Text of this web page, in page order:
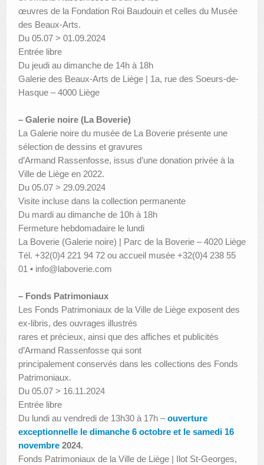
œuvres de la Fondation Roi Baudouin et celles du Musée
des Beaux-Arts.
Du 05.07 > 01.09.2024
Entrée libre
Du jeudi au dimanche de 14h à 18h
Galerie des Beaux-Arts de Liège | 1a, rue des Soeurs-de-
Hasque – 4000 Liège
– Galerie noire (La Boverie)
La Galerie noire du musée de La Boverie présente une
sélection de dessins et gravures
d’Armand Rassenfosse, issus d’une donation privée à la
Ville de Liège en 2022.
Du 05.07 > 29.09.2024
Visite incluse dans la collection permanente
Du mardi au dimanche de 10h à 18h
Fermeture hebdomadaire le lundi
La Boverie (Galerie noire) | Parc de la Boverie – 4020 Liège
Tél. +32(0)4 221 94 72 ou accueil musée +32(0)4 238 55
01 • info@laboverie.com
– Fonds Patrimoniaux
Les Fonds Patrimoniaux de la Ville de Liège exposent des
ex-libris, des ouvrages illustrés
rares et précieux, ainsi que des affiches et publicités
d’Armand Rassenfosse qui sont
principalement conservés dans les collections des Fonds
Patrimoniaux.
Du 05.07 > 16.11.2024
Entrée libre
Du lundi au vendredi de 13h30 à 17h – ouverture
exceptionnelle le dimanche 6 octobre et le samedi 16
novembre 2024.
Fonds Patrimoniaux de la Ville de Liège | Ilot St-Georges,